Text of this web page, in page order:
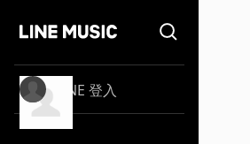
LINE 登入